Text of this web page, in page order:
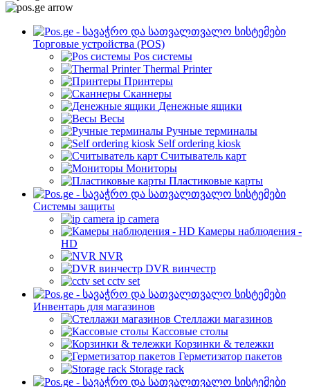
Торговые устройства (POS)
Pos системы
Thermal Printer
Принтеры
Сканнеры
Денежные ящики
Весы
Ручные терминалы
Self ordering kiosk
Считыватель карт
Мониторы
Пластиковые карты
Cистемы защиты
ip camera
Камеры наблюдения -
HD
NVR
DVR винчестр
cctv set
Инвентарь для магазинов
Стеллажи магазинов
Кассовые столы
Корзинки & тележки
Герметизатор пакетов
Storage rack